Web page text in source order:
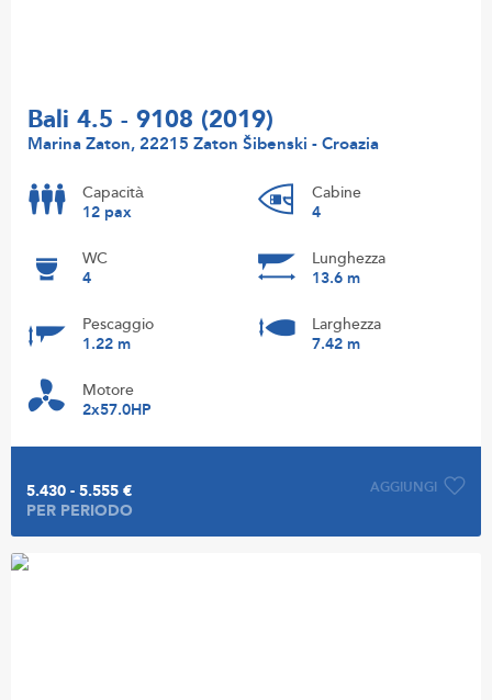
Bali 4.5 - 9108 (2019)
Marina Zaton, 22215 Zaton Šibenski - Croazia
Capacità
12 pax
Cabine
4
WC
4
Lunghezza
13.6 m
Pescaggio
1.22 m
Larghezza
7.42 m
Motore
2x57.0HP
AGGIUNGI
5.430 - 5.555 €
PER PERIODO